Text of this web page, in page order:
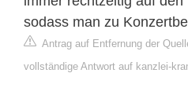
sodass man zu
Antrag auf Entfernung der
vollständige Antwort auf kanzlei-